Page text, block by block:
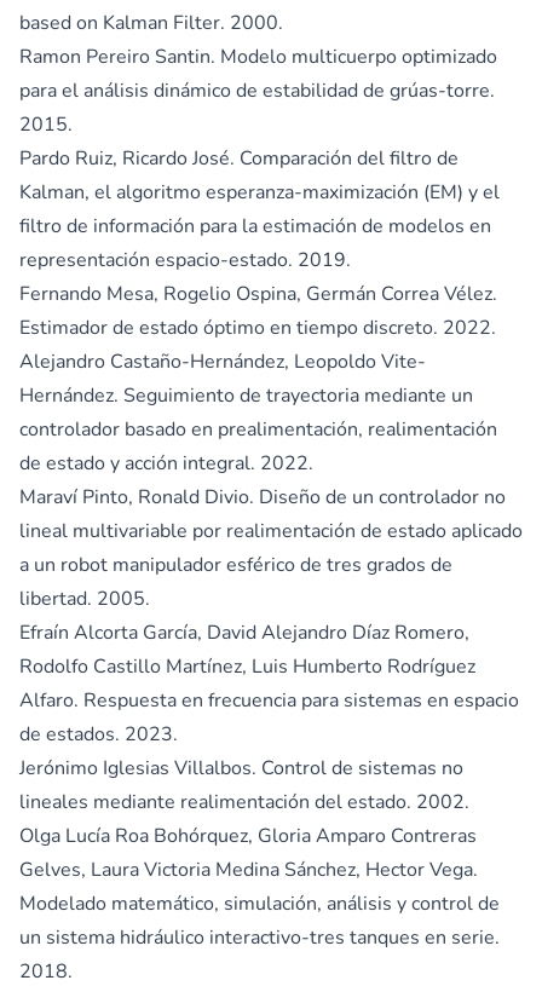
based on Kalman Filter. 2000.
Ramon Pereiro Santin. Modelo multicuerpo optimizado
para el análisis dinámico de estabilidad de grúas-torre.
2015.
Pardo Ruiz, Ricardo José. Comparación del filtro de
Kalman, el algoritmo esperanza-maximización (EM) y el
filtro de información para la estimación de modelos en
representación espacio-estado. 2019.
Fernando Mesa, Rogelio Ospina, Germán Correa Vélez.
Estimador de estado óptimo en tiempo discreto. 2022.
Alejandro Castaño-Hernández, Leopoldo Vite-
Hernández. Seguimiento de trayectoria mediante un
controlador basado en prealimentación, realimentación
de estado y acción integral. 2022.
Maraví Pinto, Ronald Divio. Diseño de un controlador no
lineal multivariable por realimentación de estado aplicado
a un robot manipulador esférico de tres grados de
libertad. 2005.
Efraín Alcorta García, David Alejandro Díaz Romero,
Rodolfo Castillo Martínez, Luis Humberto Rodríguez
Alfaro. Respuesta en frecuencia para sistemas en espacio
de estados. 2023.
Jerónimo Iglesias Villalbos. Control de sistemas no
lineales mediante realimentación del estado. 2002.
Olga Lucía Roa Bohórquez, Gloria Amparo Contreras
Gelves, Laura Victoria Medina Sánchez, Hector Vega.
Modelado matemático, simulación, análisis y control de
un sistema hidráulico interactivo-tres tanques en serie.
2018.